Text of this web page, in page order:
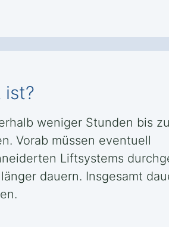
ist?
weniger Stunden bis
Vorab müssen eventuell
Liftsystems
dauern. Insgesamt